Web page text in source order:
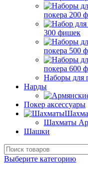
покера 200
300 фишек
покера 500
покера 600
Наборы для
Нарды
Покер аксессуары
Шахматы
Шашки
Выберите категорию